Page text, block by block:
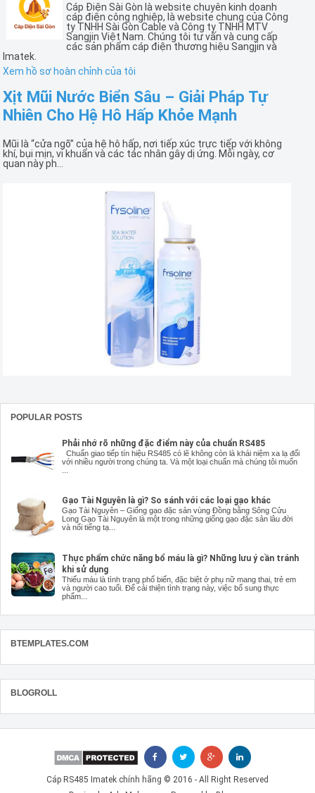
Cáp Điện Sài Gòn là website chuyên kinh doanh
cáp điện công nghiệp, là website chung của Công
ty TNHH Sài Gòn Cable và Công ty TNHH MTV
Sangjin Việt Nam. Chúng tôi tư vấn và cung cấp
các sản phẩm cáp điện thương hiệu Sangjin và
Imatek.
Xem hồ sơ hoàn chỉnh của tôi
Xịt Mũi Nước Biển Sâu – Giải Pháp Tự
Nhiên Cho Hệ Hô Hấp Khỏe Mạnh
Mũi là “cửa ngõ” của hệ hô hấp, nơi tiếp xúc trực tiếp với không
khí, bụi mịn, vi khuẩn và các tác nhân gây dị ứng. Mỗi ngày, cơ
quan này ph...
POPULAR POSTS
Phải nhớ rõ những đặc điểm này của chuẩn RS485
Chuẩn giao tiếp tín hiệu RS485 có lẽ không còn là khái niệm xa lạ đối
với nhiều người trong chúng ta. Và một loại chuẩn mà chúng tôi muốn
Gạo Tài Nguyên là gì? So sánh với các loại gạo khác
Gạo Tài Nguyên – Giống gạo đặc sản vùng Đồng bằng Sông Cửu
Long Gạo Tài Nguyên là một trong những giống gạo đặc sản lâu đời
và nổi tiếng tạ...
Thực phẩm chức năng bổ máu là gì? Những lưu ý cần tránh
khi sử dụng
Thiếu máu là tình trạng phổ biến, đặc biệt ở phụ nữ mang thai, trẻ em
và người cao tuổi. Để cải thiện tình trạng này, việc bổ sung thực
phẩm...
BTEMPLATES.COM
BLOGROLL
Cáp RS485 Imatek chính hãng © 2016 - All Right Reserved